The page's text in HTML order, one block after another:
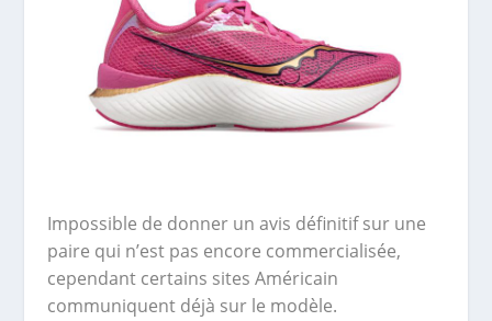
Impossible de donner un avis définitif sur une
paire qui n’est pas encore commercialisée,
cependant certains sites Américain
communiquent déjà sur le modèle.